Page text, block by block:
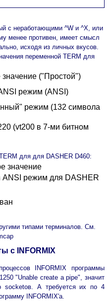
с неработающими ^W и ^X, или
менее противен, имеет смысл
исходя из личных вкусов.
переменной TERM для
("Простой")
режим (ANSI)
режим (132 символа
(vt200 в 7-ми битном
для для DASHER D460:
значение
режим для DASHER
типами терминалов. См.
с INFORMIX
INFORMIX программы
"Unable create a pipe", значит
А требуется их по 4
INFORMIX'а.